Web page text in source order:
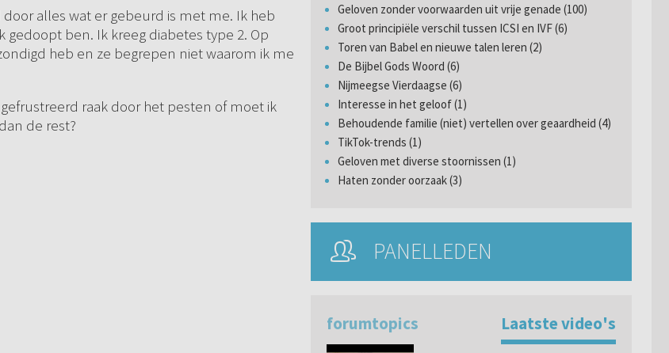
alles wat er gebeurd is met me. Ik heb
ben. Ik kreeg diabetes type 2. Op
heb en ze begrepen niet waarom ik me
raak door het pesten of moet ik
de rest?
Geloven zonder voorwaarden uit vrije genade (100)
Groot principiële verschil tussen ICSI en IVF (6)
Toren van Babel en nieuwe talen leren (2)
De Bijbel Gods Woord (6)
Nijmeegse Vierdaagse (6)
Interesse in het geloof (1)
Behoudende familie (niet) vertellen over geaardheid (4)
TikTok-trends (1)
Geloven met diverse stoornissen (1)
Haten zonder oorzaak (3)
PANELLEDEN
forumtopics Laatste video's